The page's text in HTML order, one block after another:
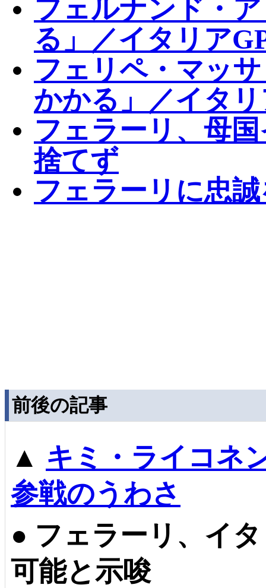
フェルナンド・
る」／イタリア
フェリペ・マッ
かかる」／イタ
フェラーリ、母
捨てず
フェラーリに忠
前後の記事
▲ キミ・ライコネ
参戦のうわさ
● フェラーリ、イ
可能と示唆